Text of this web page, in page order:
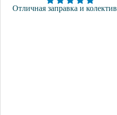
Отличная заправка и колектив